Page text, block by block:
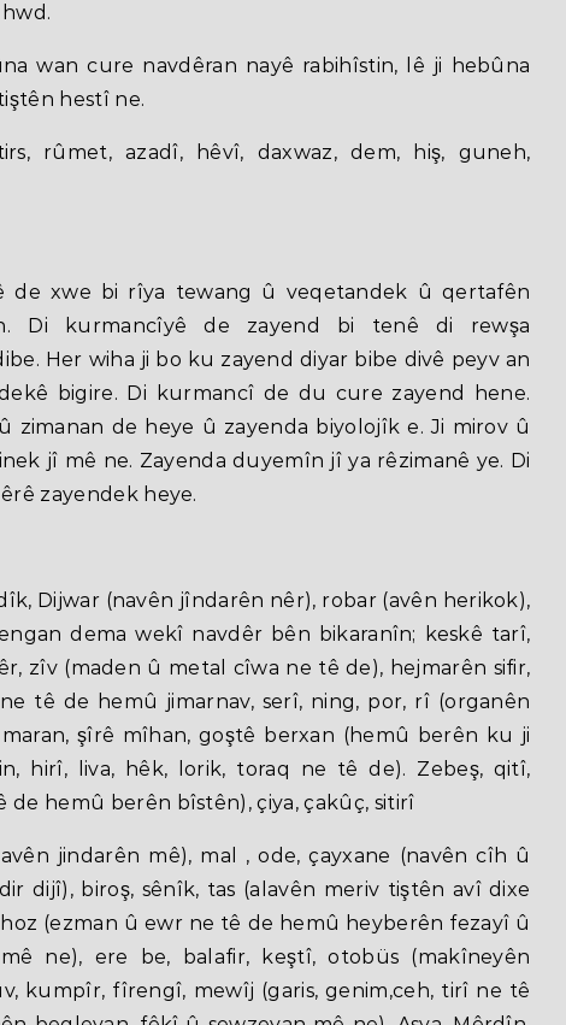
wan cure navdêran nayê rabihîstin, lê ji hebûna
hestî ne.
rûmet, azadî, hêvî, daxwaz, dem, hiş, guneh,
de xwe bi rîya tewang û veqetandek û qertafên
Di kurmancîyê de zayend bi tenê di rewşa
Her wiha ji bo ku zayend diyar bibe divê peyv an
bigire. Di kurmancî de du cure zayend hene.
zimanan de heye û zayenda biyolojîk e. Ji mirov û
jî mê ne. Zayenda duyemîn jî ya rêzimanê ye. Di
zayendek heye.
Dijwar (navên jîndarên nêr), robar (avên herikok),
dema wekî navdêr bên bikaranîn; keskê tarî,
zîv (maden û metal cîwa ne tê de), hejmarên sifir,
tê de hemû jimarnav, serî, ning, por, rî (organên
şîrê mîhan, goştê berxan (hemû berên ku ji
hirî, liva, hêk, lorik, toraq ne tê de). Zebeş, qitî,
de hemû berên bîstên), çiya, çakûç, sitirî
jindarên mê), mal , ode, çayxane (navên cîh û
dijî), biroş, sênîk, tas (alavên meriv tiştên avî dixe
(ezman û ewr ne tê de hemû heyberên fezayî û
ne), ere be, balafir, keştî, otobüs (makîneyên
kumpîr, fîrengî, mewîj (garis, genim,ceh, tirî ne tê